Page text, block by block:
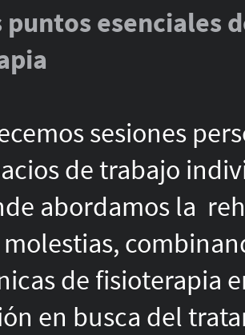
puntos esenciales
sesiones
de trabajo
abordamos la
molestias,
de fisioterapia
en busca del